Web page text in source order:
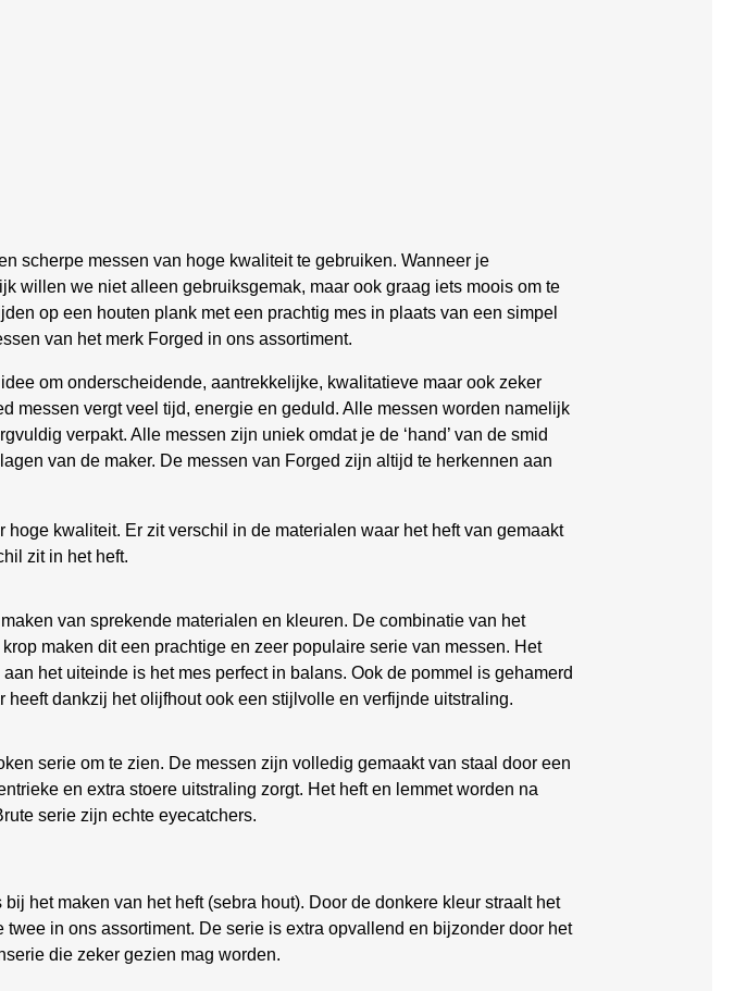
scherpe messen van hoge kwaliteit te gebruiken. Wanneer je
willen we niet alleen gebruiksgemak, maar ook graag iets moois om te
op een houten plank met een prachtig mes in plaats van een simpel
van het merk Forged in ons assortiment.
om onderscheidende, aantrekkelijke, kwalitatieve maar ook zeker
messen vergt veel tijd, energie en geduld. Alle messen worden namelijk
verpakt. Alle messen zijn uniek omdat je de ‘hand’ van de smid
van de maker. De messen van Forged zijn altijd te herkennen aan
kwaliteit. Er zit verschil in de materialen waar het heft van gemaakt
zit in het heft.
van sprekende materialen en kleuren. De combinatie van het
maken dit een prachtige en zeer populaire serie van messen. Het
het uiteinde is het mes perfect in balans. Ook de pommel is gehamerd
dankzij het olijfhout ook een stijlvolle en verfijnde uitstraling.
serie om te zien. De messen zijn volledig gemaakt van staal door een
en extra stoere uitstraling zorgt. Het heft en lemmet worden na
serie zijn echte eyecatchers.
het maken van het heft (sebra hout). Door de donkere kleur straalt het
in ons assortiment. De serie is extra opvallend en bijzonder door het
die zeker gezien mag worden.